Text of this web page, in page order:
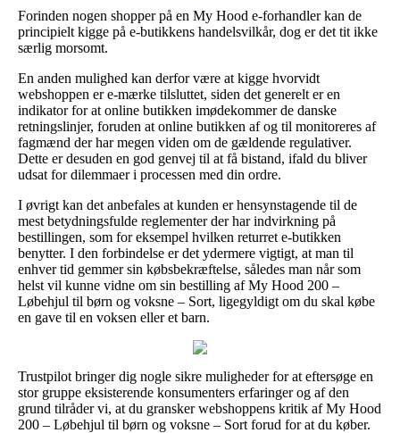
Forinden nogen shopper på en My Hood e-forhandler kan de
principielt kigge på e-butikkens handelsvilkår, dog er det tit ikke
særlig morsomt.
En anden mulighed kan derfor være at kigge hvorvidt
webshoppen er e-mærke tilsluttet, siden det generelt er en
indikator for at online butikken imødekommer de danske
retningslinjer, foruden at online butikken af og til monitoreres af
fagmænd der har megen viden om de gældende regulativer.
Dette er desuden en god genvej til at få bistand, ifald du bliver
udsat for dilemmaer i processen med din ordre.
I øvrigt kan det anbefales at kunden er hensynstagende til de
mest betydningsfulde reglementer der har indvirkning på
bestillingen, som for eksempel hvilken returret e-butikken
benytter. I den forbindelse er det ydermere vigtigt, at man til
enhver tid gemmer sin købsbekræftelse, således man når som
helst vil kunne vidne om sin bestilling af My Hood 200 –
Løbehjul til børn og voksne – Sort, ligegyldigt om du skal købe
en gave til en voksen eller et barn.
Trustpilot bringer dig nogle sikre muligheder for at eftersøge en
stor gruppe eksisterende konsumenters erfaringer og af den
grund tilråder vi, at du gransker webshoppens kritik af My Hood
200 – Løbehjul til børn og voksne – Sort forud for at du køber.